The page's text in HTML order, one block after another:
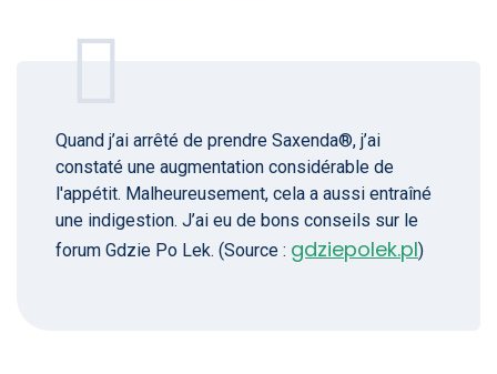
Quand j’ai arrêté de prendre Saxenda®, j’ai
constaté une augmentation considérable de
l'appétit. Malheureusement, cela a aussi entraîné
une indigestion. J’ai eu de bons conseils sur le
forum Gdzie Po Lek. (Source : gdziepolek.pl)